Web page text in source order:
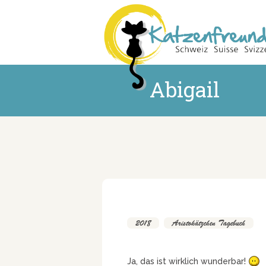
Abigail
2018 Aristokätzchen Tagebuch
Ja, das ist wirklich wunderbar!